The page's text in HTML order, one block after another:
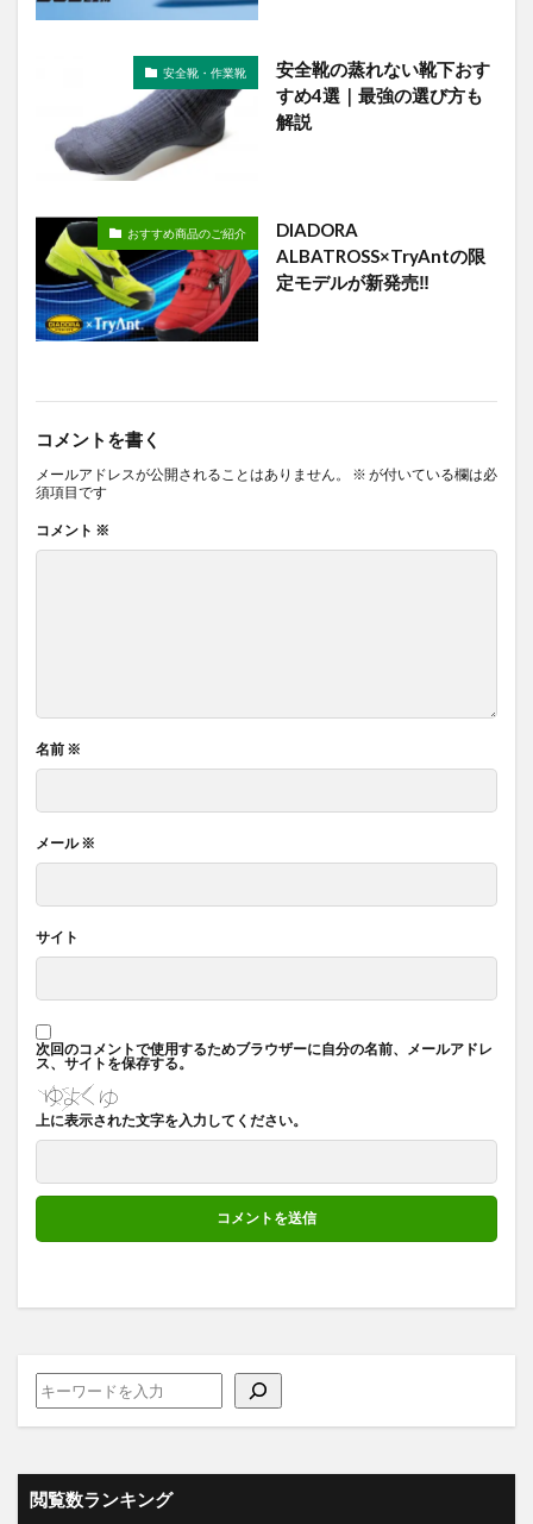
安全靴・作業靴
安全靴の蒸れない靴下おす
すめ4選｜最強の選び方も
解説
おすすめ商品のご紹介
DIADORA
ALBATROSS×TryAntの限
定モデルが新発売‼︎
コメントを書く
メールアドレスが公開されることはありません。 ※ が付いている欄は必
須項目です
コメント ※
名前 ※
メール※
サイト
次回のコメントで使用するためブラウザーに自分の名前、メールアドレ
ス、サイトを保存する。
上に表示された文字を入力してください。
閲覧数ランキング